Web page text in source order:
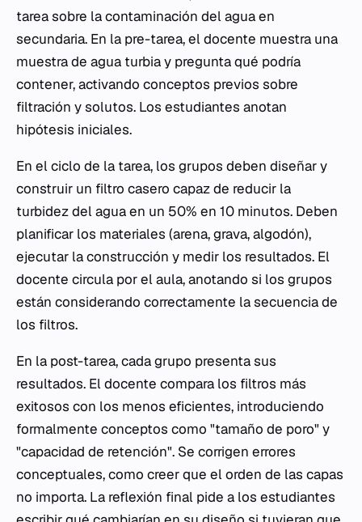
tarea sobre la contaminación del agua en
secundaria. En la pre-tarea, el docente muestra una
muestra de agua turbia y pregunta qué podría
contener, activando conceptos previos sobre
filtración y solutos. Los estudiantes anotan
hipótesis iniciales.
En el ciclo de la tarea, los grupos deben diseñar y
construir un filtro casero capaz de reducir la
turbidez del agua en un 50% en 10 minutos. Deben
planificar los materiales (arena, grava, algodón),
ejecutar la construcción y medir los resultados. El
docente circula por el aula, anotando si los grupos
están considerando correctamente la secuencia de
los filtros.
En la post-tarea, cada grupo presenta sus
resultados. El docente compara los filtros más
exitosos con los menos eficientes, introduciendo
formalmente conceptos como "tamaño de poro" y
"capacidad de retención". Se corrigen errores
conceptuales, como creer que el orden de las capas
no importa. La reflexión final pide a los estudiantes